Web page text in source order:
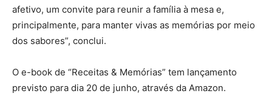
afetivo, um convite para reunir a família à mesa e,
principalmente, para manter vivas as memórias por meio
dos sabores”, conclui.
O e-book de “Receitas & Memórias” tem lançamento
previsto para dia 20 de junho, através da Amazon.